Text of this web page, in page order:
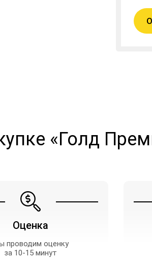
«Голд
Оценка
проводим оценку
за 10-15 минут